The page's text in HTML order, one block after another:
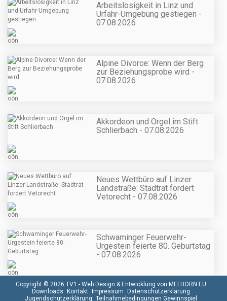
Arbeitslosigkeit in Linz und
Urfahr-Umgebung gestiegen -
07.08.2026
Alpine Divorce: Wenn der Berg
zur Beziehungsprobe wird -
07.08.2026
Akkordeon und Orgel im Stift
Schlierbach - 07.08.2026
Neues Wettbüro auf Linzer
Landstraße: Stadtrat fordert
Vetorecht - 07.08.2026
Schwaminger Feuerwehr-
Urgestein feierte 80. Geburtstag
- 07.08.2026
Copyright © 2026 TV1 - Web Design & Entwicklung von MELHORN.EU
Downloads
Kontakt Impressum
Datenschutzerklärung
Jugendschutzerklärung Teilnahmebedingungen Gewinnspiel